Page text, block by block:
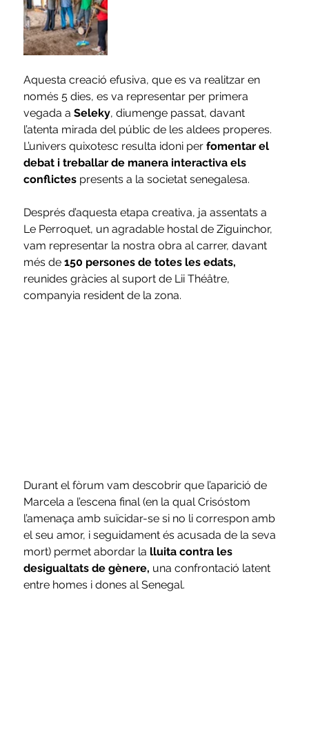
Aquesta creació efusiva, que es va realitzar en
només 5 dies, es va representar per primera
vegada a Seleky, diumenge passat, davant
l’atenta mirada del públic de les aldees properes.
L’univers quixotesc resulta idoni per fomentar el
debat i treballar de manera interactiva els
conflictes presents a la societat senegalesa.
Després d’aquesta etapa creativa, ja assentats a
Le Perroquet, un agradable hostal de Ziguinchor,
vam representar la nostra obra al carrer, davant
més de 150 persones de totes les edats,
reunides gràcies al suport de Lii Théâtre,
companyia resident de la zona.
Durant el fòrum vam descobrir que l’aparició de
Marcela a l’escena final (en la qual Crisóstom
l’amenaça amb suïcidar-se si no li correspon amb
el seu amor, i seguidament és acusada de la seva
mort) permet abordar la lluita contra les
desigualtats de gènere, una confrontació latent
entre homes i dones al Senegal.